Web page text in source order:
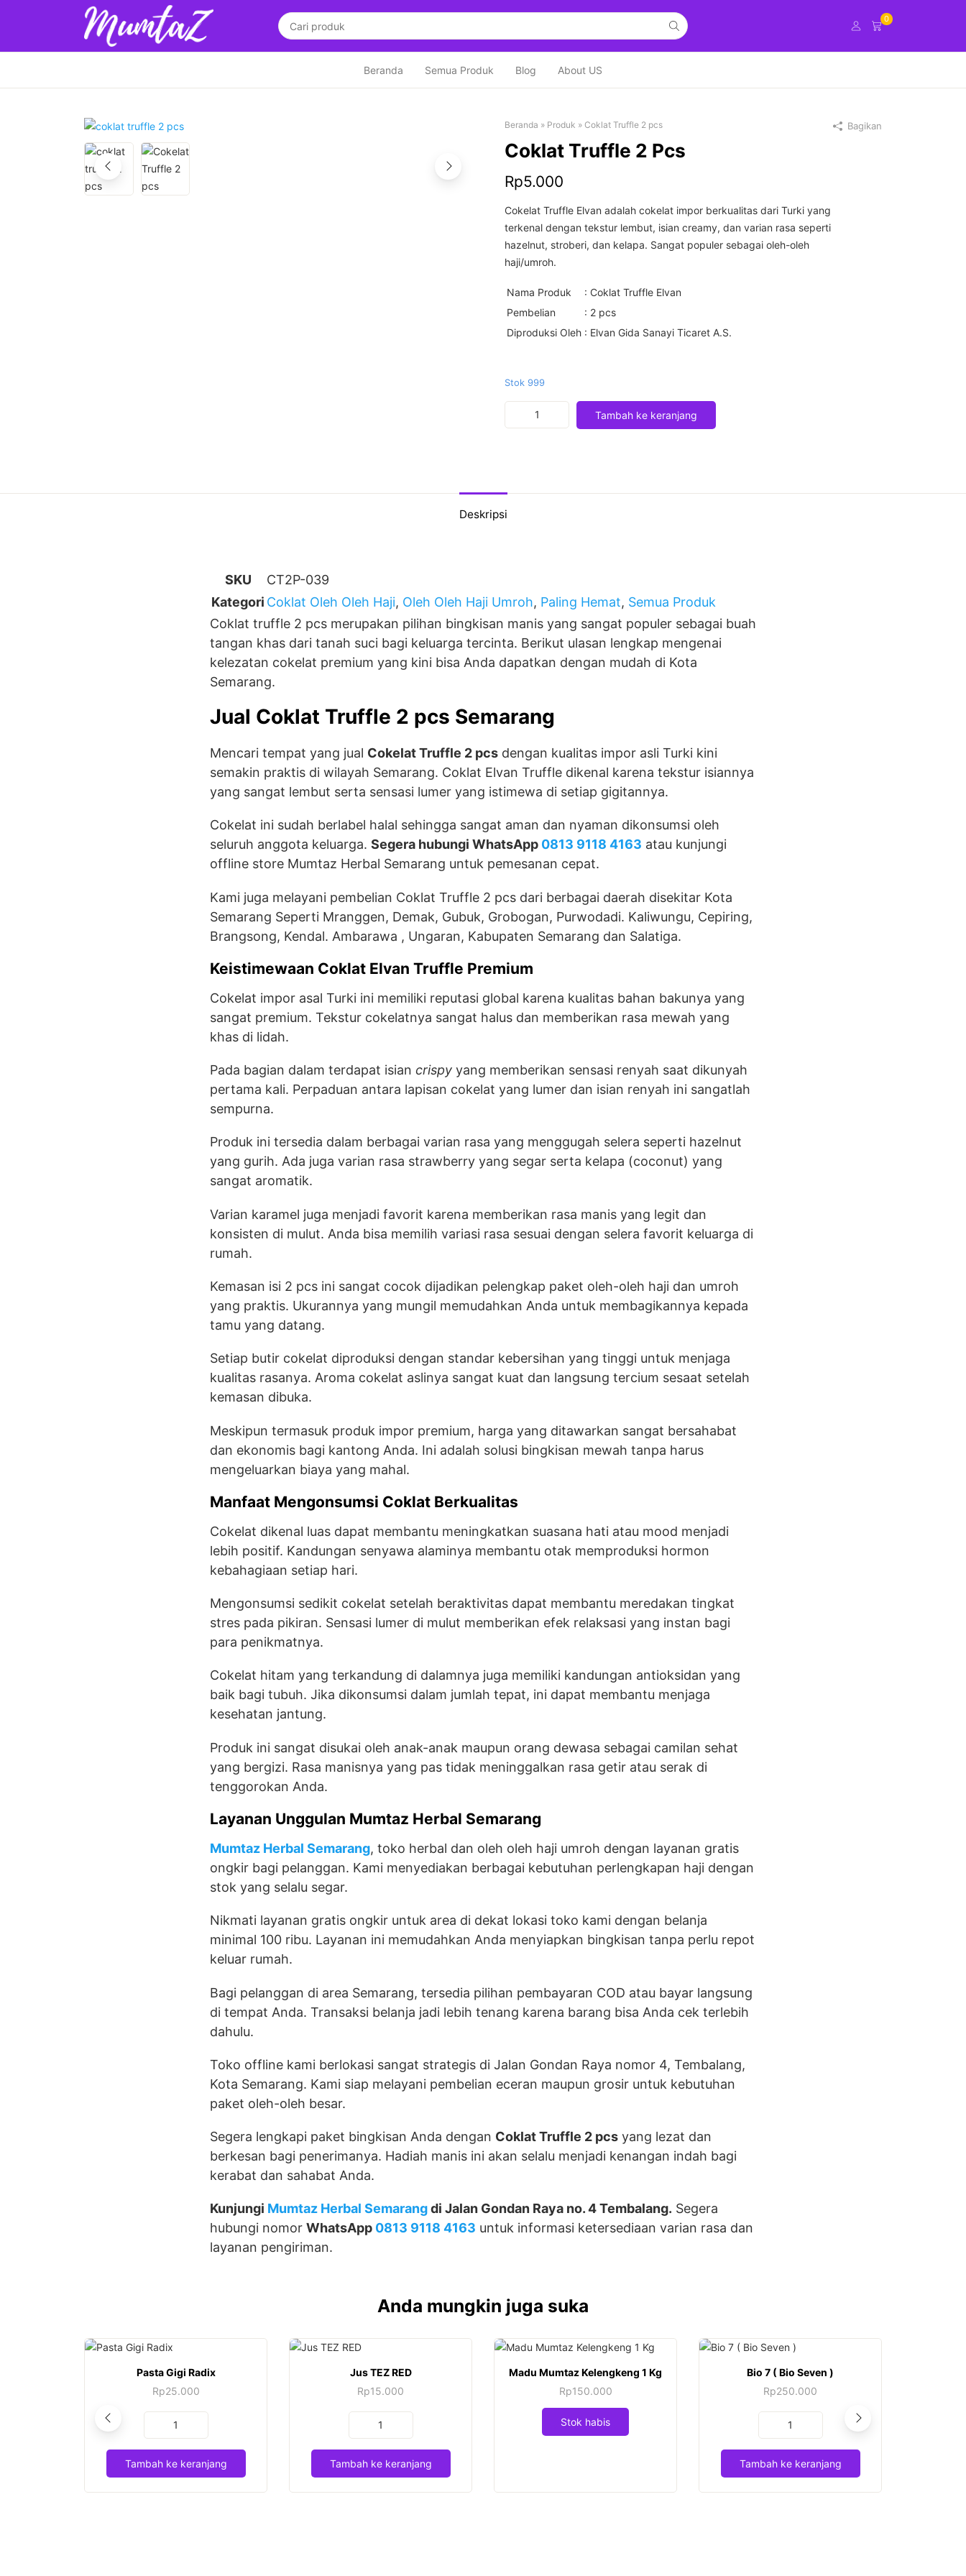
0
Beranda Semua Produk Blog About US
Beranda » Produk » Coklat Truffle 2 pcs
Coklat Truffle 2 Pcs
Rp5.000
Cokelat Truffle Elvan adalah cokelat impor berkualitas dari Turki yang
terkenal dengan tekstur lembut, isian creamy, dan varian rasa seperti
hazelnut, stroberi, dan kelapa. Sangat populer sebagai oleh-oleh
haji/umroh.
Nama Produk
: Coklat Truffle Elvan
Pembelian
: 2 pcs
Diproduksi Oleh : Elvan Gida Sanayi Ticaret A.S.
Stok 999
Kuantitas
Coklat
Tambah ke keranjang
Bagikan
Deskripsi
SKU
CT2P-039
Kategori Coklat Oleh Oleh Haji, Oleh Oleh Haji Umroh, Paling Hemat, Semua Produk
Coklat truffle 2 pcs merupakan pilihan bingkisan manis yang sangat populer sebagai buah
tangan khas dari tanah suci bagi keluarga tercinta. Berikut ulasan lengkap mengenai
kelezatan cokelat premium yang kini bisa Anda dapatkan dengan mudah di Kota
Semarang.
Jual Coklat Truffle 2 pcs Semarang
Mencari tempat yang jual Cokelat Truffle 2 pcs dengan kualitas impor asli Turki kini
semakin praktis di wilayah Semarang. Coklat Elvan Truffle dikenal karena tekstur isiannya
yang sangat lembut serta sensasi lumer yang istimewa di setiap gigitannya.
Cokelat ini sudah berlabel halal sehingga sangat aman dan nyaman dikonsumsi oleh
seluruh anggota keluarga. Segera hubungi WhatsApp 0813 9118 4163 atau kunjungi
offline store Mumtaz Herbal Semarang untuk pemesanan cepat.
Kami juga melayani pembelian Coklat Truffle 2 pcs dari berbagai daerah disekitar Kota
Semarang Seperti Mranggen, Demak, Gubuk, Grobogan, Purwodadi. Kaliwungu, Cepiring,
Brangsong, Kendal. Ambarawa , Ungaran, Kabupaten Semarang dan Salatiga.
Keistimewaan Coklat Elvan Truffle Premium
Cokelat impor asal Turki ini memiliki reputasi global karena kualitas bahan bakunya yang
sangat premium. Tekstur cokelatnya sangat halus dan memberikan rasa mewah yang
khas di lidah.
Pada bagian dalam terdapat isian crispy yang memberikan sensasi renyah saat dikunyah
pertama kali. Perpaduan antara lapisan cokelat yang lumer dan isian renyah ini sangatlah
sempurna.
Produk ini tersedia dalam berbagai varian rasa yang menggugah selera seperti hazelnut
yang gurih. Ada juga varian rasa strawberry yang segar serta kelapa (coconut) yang
sangat aromatik.
Varian karamel juga menjadi favorit karena memberikan rasa manis yang legit dan
konsisten di mulut. Anda bisa memilih variasi rasa sesuai dengan selera favorit keluarga di
rumah.
Kemasan isi 2 pcs ini sangat cocok dijadikan pelengkap paket oleh-oleh haji dan umroh
yang praktis. Ukurannya yang mungil memudahkan Anda untuk membagikannya kepada
tamu yang datang.
Setiap butir cokelat diproduksi dengan standar kebersihan yang tinggi untuk menjaga
kualitas rasanya. Aroma cokelat aslinya sangat kuat dan langsung tercium sesaat setelah
kemasan dibuka.
Meskipun termasuk produk impor premium, harga yang ditawarkan sangat bersahabat
dan ekonomis bagi kantong Anda. Ini adalah solusi bingkisan mewah tanpa harus
mengeluarkan biaya yang mahal.
Manfaat Mengonsumsi Coklat Berkualitas
Cokelat dikenal luas dapat membantu meningkatkan suasana hati atau mood menjadi
lebih positif. Kandungan senyawa alaminya membantu otak memproduksi hormon
kebahagiaan setiap hari.
Mengonsumsi sedikit cokelat setelah beraktivitas dapat membantu meredakan tingkat
stres pada pikiran. Sensasi lumer di mulut memberikan efek relaksasi yang instan bagi
para penikmatnya.
Cokelat hitam yang terkandung di dalamnya juga memiliki kandungan antioksidan yang
baik bagi tubuh. Jika dikonsumsi dalam jumlah tepat, ini dapat membantu menjaga
kesehatan jantung.
Produk ini sangat disukai oleh anak-anak maupun orang dewasa sebagai camilan sehat
yang bergizi. Rasa manisnya yang pas tidak meninggalkan rasa getir atau serak di
tenggorokan Anda.
Layanan Unggulan Mumtaz Herbal Semarang
Mumtaz Herbal Semarang, toko herbal dan oleh oleh haji umroh dengan layanan gratis
ongkir bagi pelanggan. Kami menyediakan berbagai kebutuhan perlengkapan haji dengan
stok yang selalu segar.
Nikmati layanan gratis ongkir untuk area di dekat lokasi toko kami dengan belanja
minimal 100 ribu. Layanan ini memudahkan Anda menyiapkan bingkisan tanpa perlu repot
keluar rumah.
Bagi pelanggan di area Semarang, tersedia pilihan pembayaran COD atau bayar langsung
di tempat Anda. Transaksi belanja jadi lebih tenang karena barang bisa Anda cek terlebih
dahulu.
Toko offline kami berlokasi sangat strategis di Jalan Gondan Raya nomor 4, Tembalang,
Kota Semarang. Kami siap melayani pembelian eceran maupun grosir untuk kebutuhan
paket oleh-oleh besar.
Segera lengkapi paket bingkisan Anda dengan Coklat Truffle 2 pcs yang lezat dan
berkesan bagi penerimanya. Hadiah manis ini akan selalu menjadi kenangan indah bagi
kerabat dan sahabat Anda.
Kunjungi Mumtaz Herbal Semarangdi Jalan Gondan Raya no. 4 Tembalang. Segera
hubungi nomor WhatsApp 0813 9118 4163 untuk informasi ketersediaan varian rasa dan
layanan pengiriman.
Anda mungkin juga suka
Pasta Gigi Radix
Rp25.000
Kuantitas
Pasta
Gigi
Radix
Tambah ke keranjang
Jus TEZ RED
Rp15.000
Kuantitas
Jus
TEZ
RED
Tambah ke keranjang
Madu Mumtaz Kelengkeng 1 Kg
Rp150.000
Stok habis
Bio 7 ( Bio Seven )
Rp250.000
Kuantitas
Bio
7
(
Tambah ke keranjang